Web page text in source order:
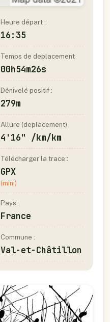
Heure départ :
16:35
Temps de deplacement
00h54m26s
Dénivelé positif :
279m
Allure (deplacement)
4'16" /km/km
Télécharger la trace :
GPX
(mini)
Pays :
France
Commune :
Val-et-Châtillon